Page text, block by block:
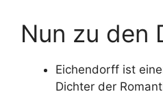
Nun zu den
Eichendorff ist
Dichter der